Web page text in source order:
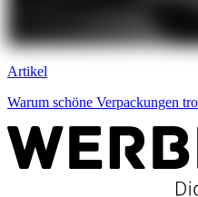
Artikel
Warum schöne Verpackungen